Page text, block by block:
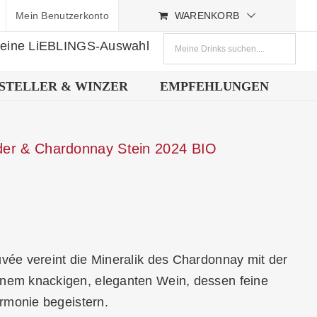
Mein Benutzerkonto WARENKORB
LiEBLINGS-Auswahl
& WINZER EMPFEHLUNGEN
& Chardonnay Stein 2024 BIO
vereint die Mineralik des Chardonnay mit der
knackigen, eleganten Wein, dessen feine
begeistern.